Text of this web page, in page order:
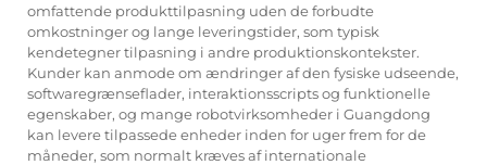
omfattende produkttilpasning uden de forbudte
omkostninger og lange leveringstider, som typisk
kendetegner tilpasning i andre produktionskontekster.
Kunder kan anmode om ændringer af den fysiske udseende,
softwaregrænseflader, interaktionsscripts og funktionelle
egenskaber, og mange robotvirksomheder i Guangdong
kan levere tilpassede enheder inden for uger frem for de
måneder, som normalt kræves af internationale